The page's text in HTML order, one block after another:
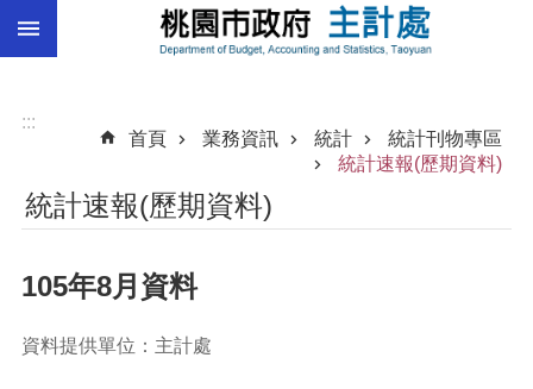
跳到主要內容區塊
總
算
階
:::
首頁
業務資訊 統計
統計刊物專區
統計速報(歷期資料)
統計速報(歷期資料)
105年8月資料
資料提供單位：主計處